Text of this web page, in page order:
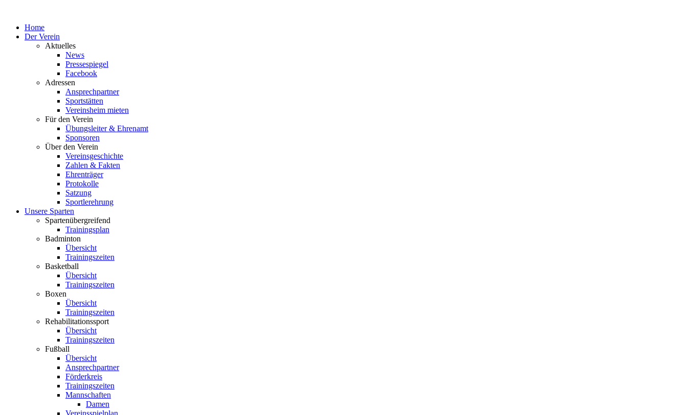
Home
Der Verein
Aktuelles
News
Pressespiegel
Facebook
Adressen
Ansprechpartner
Sportstätten
Vereinsheim mieten
Für den Verein
Übungsleiter & Ehrenamt
Sponsoren
Über den Verein
Vereinsgeschichte
Zahlen & Fakten
Ehrenträger
Protokolle
Satzung
Sportlerehrung
Unsere Sparten
Spartenübergreifend
Trainingsplan
Badminton
Übersicht
Trainingszeiten
Basketball
Übersicht
Trainingszeiten
Boxen
Übersicht
Trainingszeiten
Rehabilitationssport
Übersicht
Trainingszeiten
Fußball
Übersicht
Ansprechpartner
Förderkreis
Trainingszeiten
Mannschaften
Damen
Vereinsspielplan